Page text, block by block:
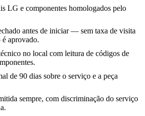
LG e componentes homologados pelo
antes de iniciar — sem taxa de visita
aprovado.
no local com leitura de códigos de
de 90 dias sobre o serviço e a peça
sempre, com discriminação do serviço